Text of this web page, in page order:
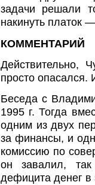
задачи решали
накинуть платок
КОММЕНТАРИЙ
Действительно,
просто опасался.
Беседа с
1995 г. Тогда
одним из двух
за финансы, и
комиссию по
он завалил,
дефицита денег в